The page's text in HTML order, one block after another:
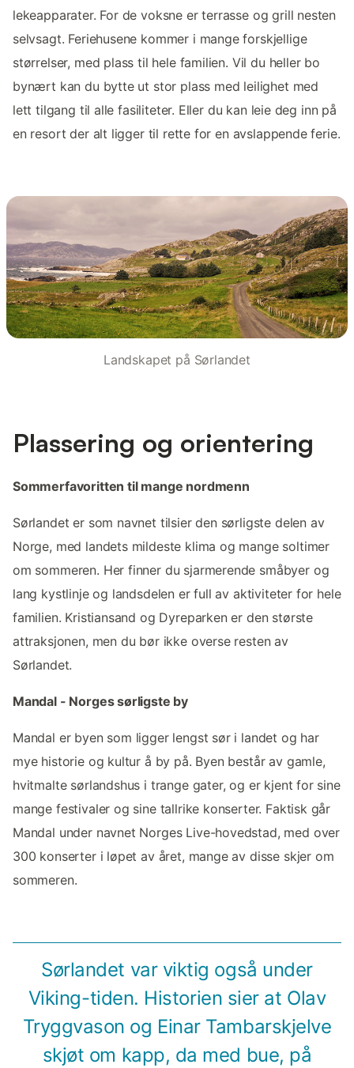
lekeapparater. For de voksne er terrasse og grill nesten
selvsagt. Feriehusene kommer i mange forskjellige
størrelser, med plass til hele familien. Vil du heller bo
bynært kan du bytte ut stor plass med leilighet med
lett tilgang til alle fasiliteter. Eller du kan leie deg inn på
en resort der alt ligger til rette for en avslappende ferie.
Landskapet på Sørlandet
Plassering og orientering
Sommerfavoritten til mange nordmenn
Sørlandet er som navnet tilsier den sørligste delen av
Norge, med landets mildeste klima og mange soltimer
om sommeren. Her finner du sjarmerende småbyer og
lang kystlinje og landsdelen er full av aktiviteter for hele
familien. Kristiansand og Dyreparken er den største
attraksjonen, men du bør ikke overse resten av
Sørlandet.
Mandal - Norges sørligste by
Mandal er byen som ligger lengst sør i landet og har
mye historie og kultur å by på. Byen består av gamle,
hvitmalte sørlandshus i trange gater, og er kjent for sine
mange festivaler og sine tallrike konserter. Faktisk går
Mandal under navnet Norges Live-hovedstad, med over
300 konserter i løpet av året, mange av disse skjer om
sommeren.
Sørlandet var viktig også under
Viking-tiden. Historien sier at Olav
Tryggvason og Einar Tambarskjelve
skjøt om kapp, da med bue, på